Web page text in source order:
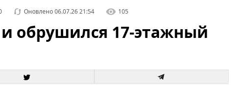
Оновлено06.07.26 21:54 105
и обрушился 17-этажный